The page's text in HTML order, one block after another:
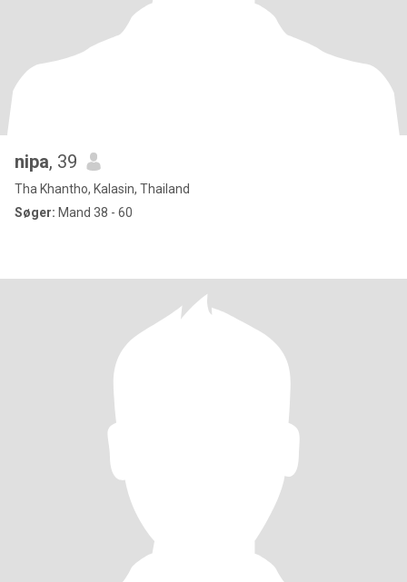
nipa, 39
Tha Khantho, Kalasin, Thailand
Søger: Mand 38 - 60